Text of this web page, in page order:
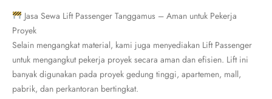
Jasa Sewa Lift Passenger Tanggamus – Aman untuk Pekerja
Proyek
Selain mengangkat material, kami juga menyediakan Lift Passenger
untuk mengangkut pekerja proyek secara aman dan efisien. Lift ini
banyak digunakan pada proyek gedung tinggi, apartemen, mall,
pabrik, dan perkantoran bertingkat.